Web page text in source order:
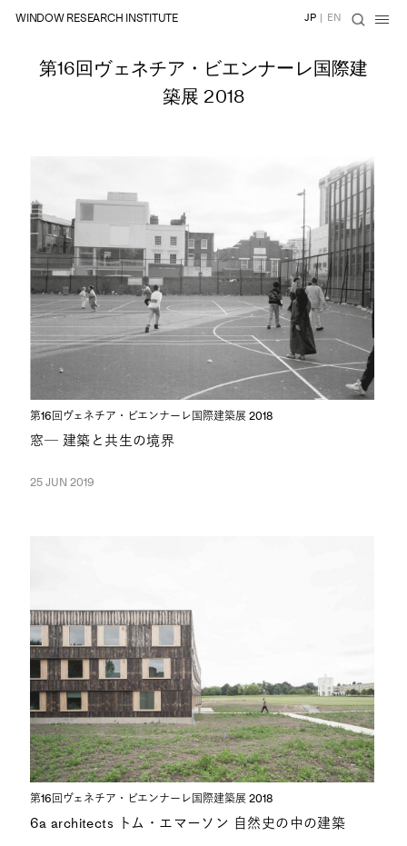
WINDOW RESEARCH INSTITUTE JP | EN
第16回ヴェネチア・ビエンナーレ国際建
築展 2018
第16回ヴェネチア・ビエンナーレ国際建築展 2018
窓─ 建築と共生の境界
25 JUN 2019
第16回ヴェネチア・ビエンナーレ国際建築展 2018
6a architects トム・エマーソン 自然史の中の建築